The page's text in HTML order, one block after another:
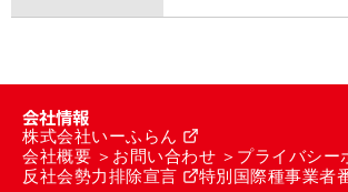
会社情報
株式会社いーふらん
会社概要
お問い合わせ
プライバシー
反社会勢力排除宣言
特別国際種事業者